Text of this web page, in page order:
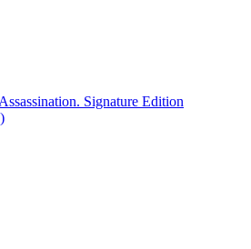
Signature Edition